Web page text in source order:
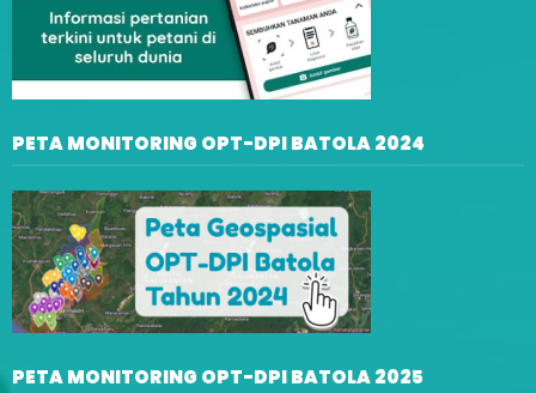
PETA MONITORING OPT-DPI BATOLA 2024
PETA MONITORING OPT-DPI BATOLA 2025